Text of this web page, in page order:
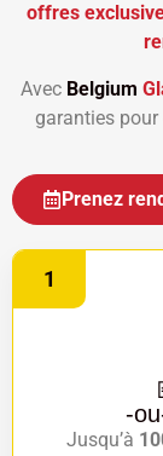
offres
Avec Belgium
garanties pour
Prenez
1
-
Jusqu’à